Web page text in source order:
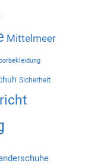
Mittelmeer
Sicherheit